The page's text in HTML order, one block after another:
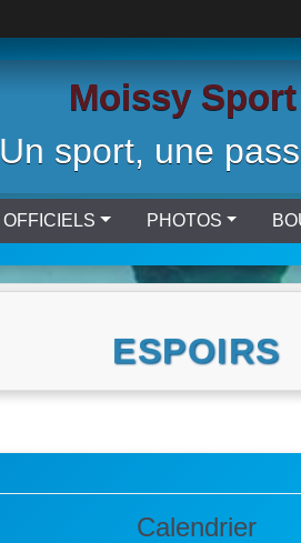
Moissy
Un sport, une
OFFICIELS PHOTOS
ESPOIRS
Calendrier